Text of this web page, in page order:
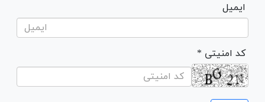
ایمیل
* کد امنیتی